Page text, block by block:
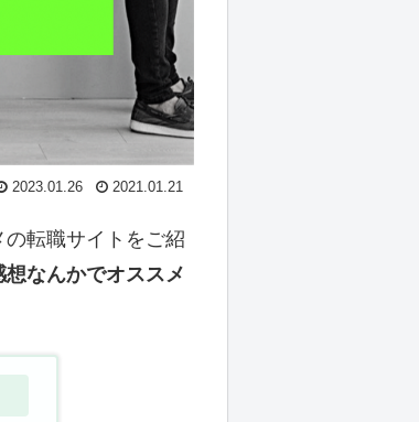
2023.01.26 2021.01.21
転職サイトをご紹
想なんかでオススメ